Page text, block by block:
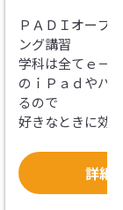
ＰＡＤＩオープ
ング講習
学科は全てｅ－
のｉＰａｄやパ
るので
好きなときに効
ＰＡＤＩは世界
ビング協会です
詳細